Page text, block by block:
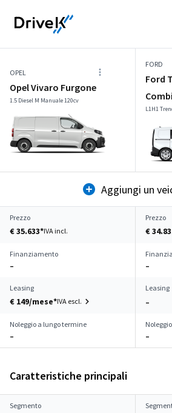
OPEL
Opel Vivaro Furgone
1.5 Diesel M Manuale 120cv
FORD
Ford
Combi
L1H1
Aggiungi un
Prezzo
€ 35.633*IVA incl.
Prezzo
€
Finanziamento
–
–
Leasing
€ 149/mese*IVA escl.
Leasing
–
Noleggio a lungo termine
–
–
Caratteristiche principali
Segmento